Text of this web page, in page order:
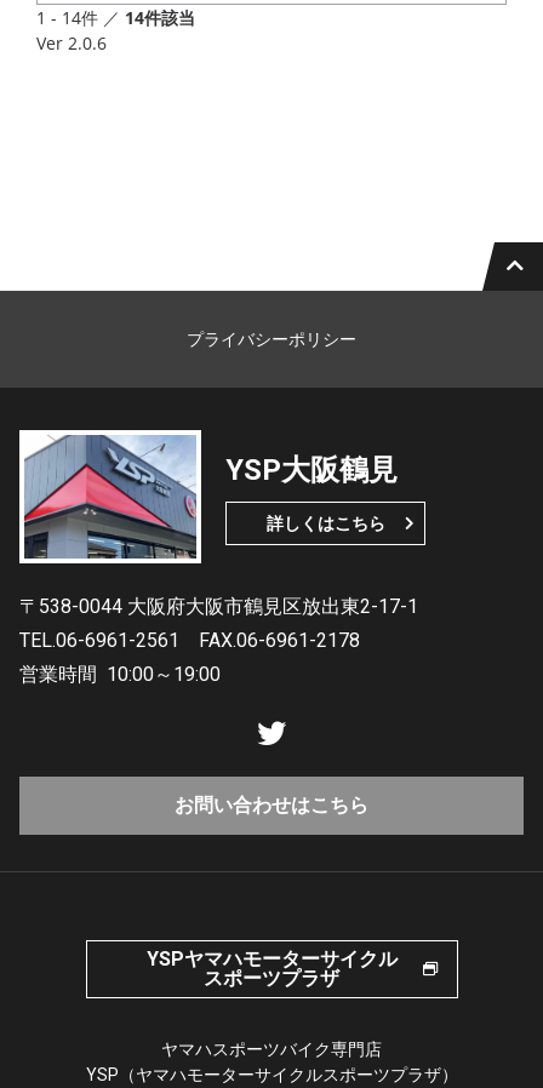
1 - 14件 ／ 14件該当
Ver 2.0.6
プライバシーポリシー
YSP大阪鶴見
詳しくはこちら
〒538-0044 大阪府大阪市鶴見区放出東2-17-1
TEL.06-6961-2561
FAX.06-6961-2178
営業時間 10:00～19:00
お問い合わせはこちら
YSPヤマハモーターサイクル
スポーツプラザ
ヤマハスポーツバイク専門店
YSP（ヤマハモーターサイクルスポーツプラザ）